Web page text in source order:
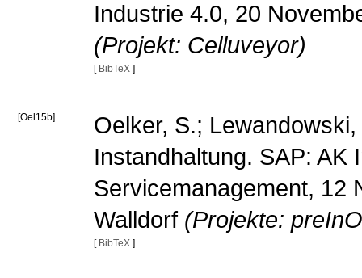
Industrie 4.0, 20
(Projekt: Celluveyor)
[ BibTeX ]
[Oel15b]
Oelker, S.;
Instandhaltung. SAP: AK
Servicemanagement, 12
Walldorf (Projekte:
[ BibTeX ]